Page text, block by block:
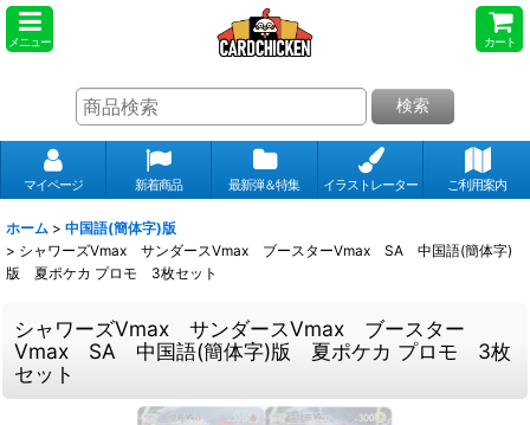
メニュー カート
検索
マイページ 新着商品 最新弾＆特集 イラストレーター ご利用案内
ホーム > 中国語(簡体字)版
> シャワーズVmax サンダースVmax ブースターVmax SA 中国語(簡体字)
版 夏ポケカ プロモ 3枚セット
シャワーズVmax サンダースVmax ブースター
Vmax SA 中国語(簡体字)版 夏ポケカ プロモ 3枚
セット